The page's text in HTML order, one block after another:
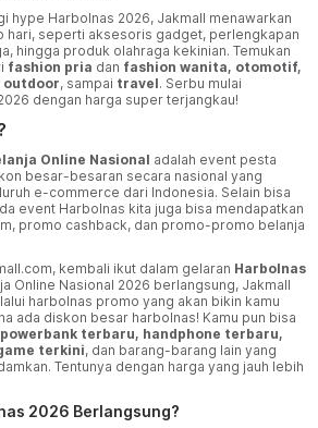
hype Harbolnas 2026, Jakmall menawarkan
hari, seperti aksesoris gadget, perlengkapan
hingga produk olahraga kekinian. Temukan
fashion pria dan fashion wanita, otomotif,
, sampai travel. Serbu mulai
dengan harga super terjangkau!
Online Nasional adalah event pesta
besar-besaran secara nasional yang
e-commerce dari Indonesia. Selain bisa
event Harbolnas kita juga bisa mendapatkan
promo cashback, dan promo-promo belanja
kembali ikut dalam gelaran Harbolnas
Online Nasional 2026 berlangsung, Jakmall
harbolnas promo yang akan bikin kamu
ada diskon besar harbolnas! Kamu pun bisa
powerbank terbaru, handphone terbaru,
terkini, dan barang-barang lain yang
Tentunya dengan harga yang jauh lebih
2026 Berlangsung?